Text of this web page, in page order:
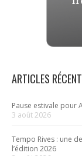
ARTICLES
Pause estivale pour
3 août 2026
Tempo Rives : une
l’édition 2026